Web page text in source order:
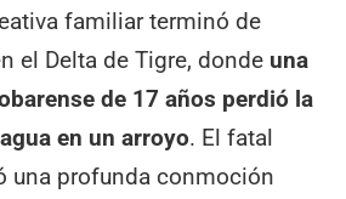
familiar terminó de
el Delta de Tigre, donde una
de 17 años perdió la
en un arroyo. El fatal
una profunda conmoción